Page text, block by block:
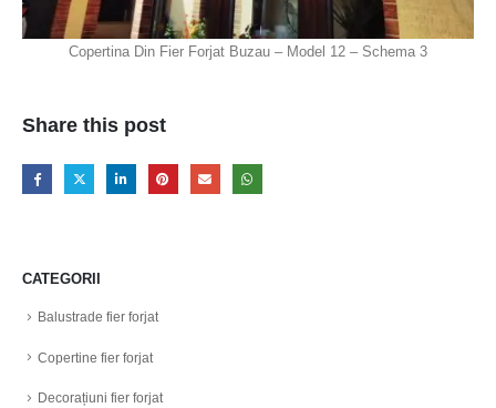
Copertina Din Fier Forjat Buzau – Model 12 – Schema 3
Share this post
CATEGORII
Balustrade fier forjat
Copertine fier forjat
Decorațiuni fier forjat